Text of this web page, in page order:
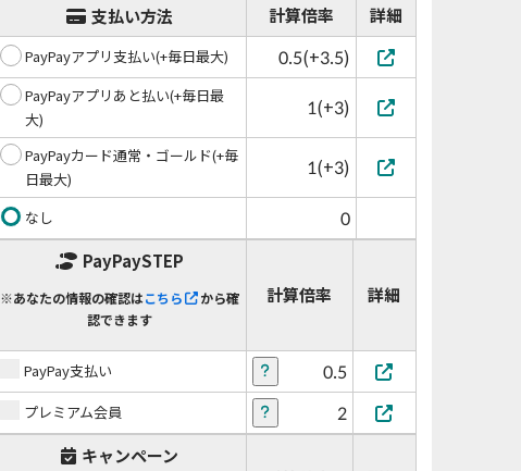
支払い方法 計算倍率 詳細
PayPayアプリ支払い(+毎日最大) 0.5(+3.5)
PayPayアプリあと払い(+毎日最
大)
1(+3)
PayPayカード通常・ゴールド(+毎
日最大)
1(+3)
なし 0
PayPaySTEP
※あなたの情報の確認はこちら
から確
認できます
計算倍率 詳細
PayPay支払い 0.5
プレミアム会員 2
キャンペーン